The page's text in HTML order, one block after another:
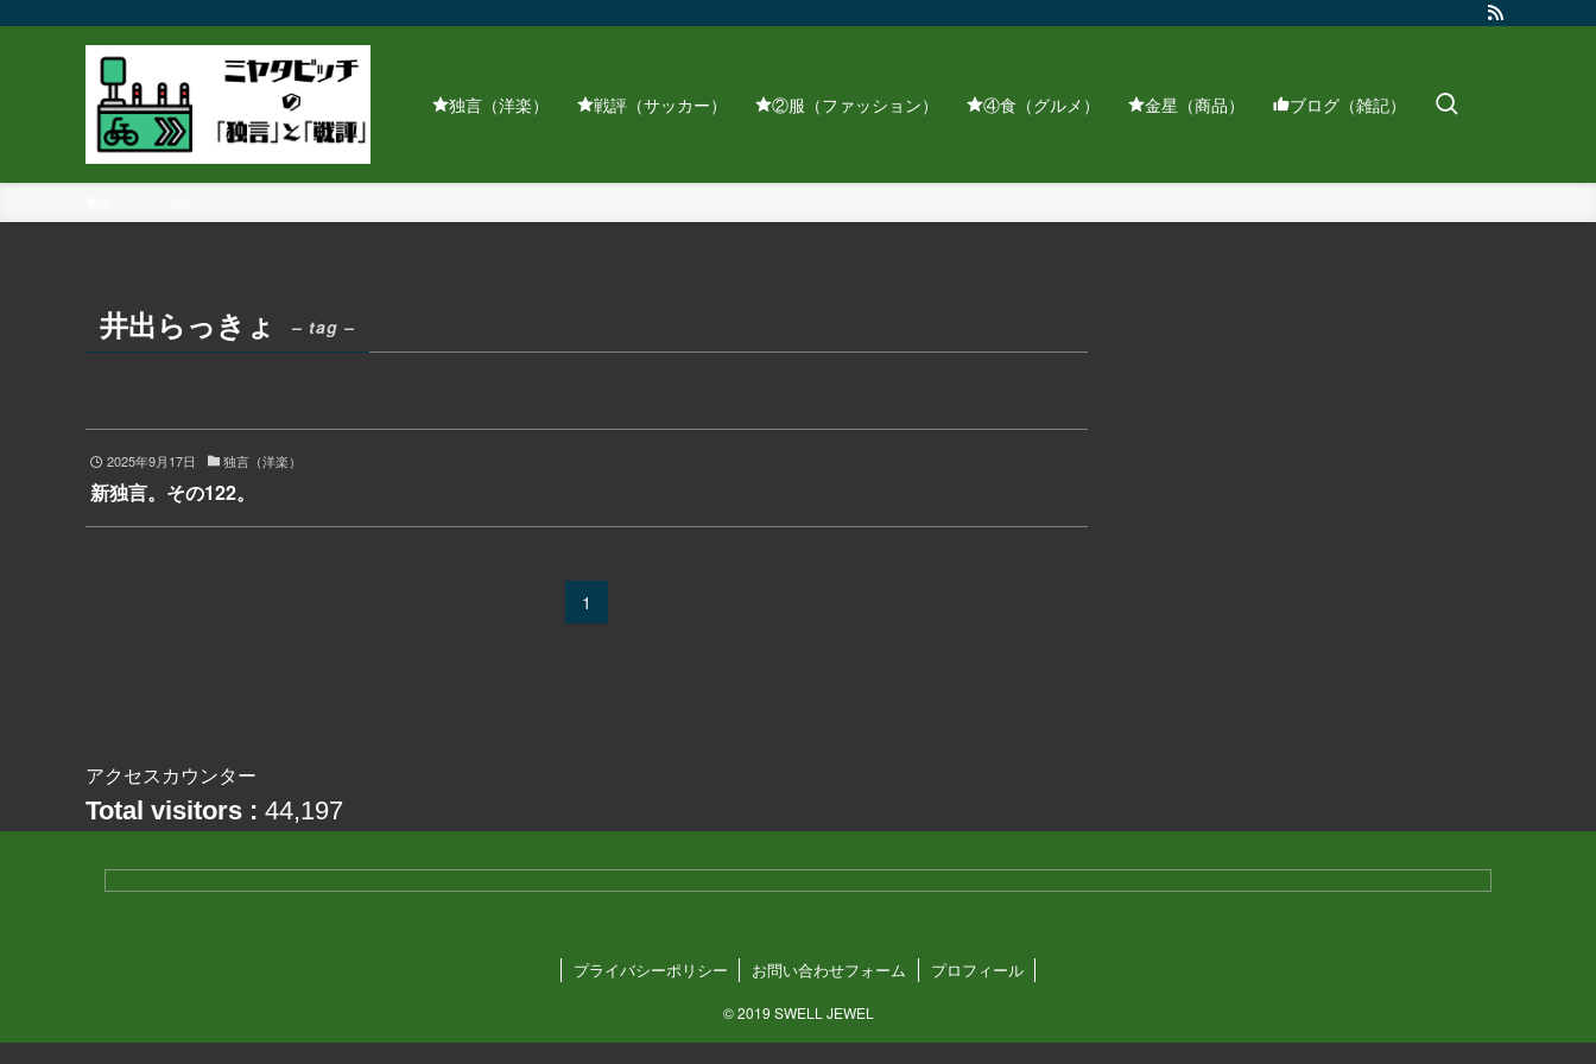
独言（洋楽） 戦評（サッカー） ②服（ファッション） ④食（グルメ） 金星（商品） ブログ（雑記）
井出らっきょ – tag –
2025年9月17日 独言（洋楽）
新独言。その122。
1
アクセスカウンター
Total visitors : 44,197
プライバシーポリシー お問い合わせフォーム プロフィール
©2019 SWELL JEWEL